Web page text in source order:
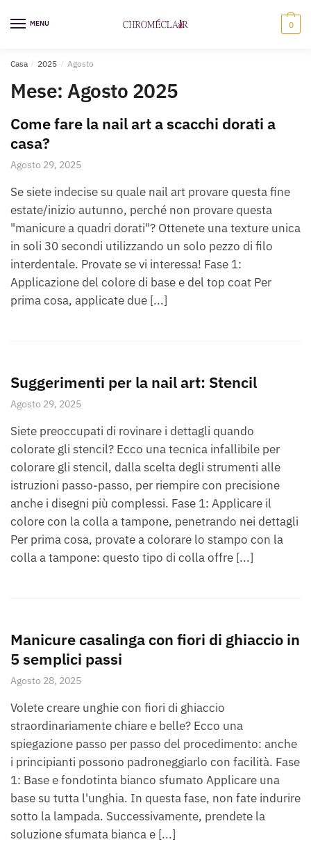
alla
MENU 0
Casa / 2025 / Agosto
Mese: Agosto 2025
Come fare la nail art a scacchi dorati a
casa?
Agosto 29, 2025
Se siete indecise su quale nail art provare questa fine
estate/inizio autunno, perché non provare questa
"manicure a quadri dorati"? Ottenete una texture unica
in soli 30 secondi utilizzando un solo pezzo di filo
interdentale. Provate se vi interessa! Fase 1:
Applicazione del colore di base e del top coat Per
prima cosa, applicate due [...]
Suggerimenti per la nail art: Stencil
Agosto 29, 2025
Siete preoccupati di rovinare i dettagli quando
colorate gli stencil? Ecco una tecnica infallibile per
colorare gli stencil, dalla scelta degli strumenti alle
istruzioni passo-passo, per riempire con precisione
anche i disegni più complessi. Fase 1: Applicare il
colore con la colla a tampone, penetrando nei dettagli
Per prima cosa, provate a colorare lo stampo con la
colla a tampone: questo tipo di colla offre [...]
Manicure casalinga con fiori di ghiaccio in
5 semplici passi
Agosto 28, 2025
Volete creare unghie con fiori di ghiaccio
straordinariamente chiare e belle? Ecco una
spiegazione passo per passo del procedimento: anche
i principianti possono padroneggiarlo con facilità. Fase
1: Base e fondotinta bianco sfumato Applicare una
base su tutta l'unghia. In questa fase, non fate indurire
sotto la lampada. Successivamente, prendete la
soluzione sfumata bianca e [...]